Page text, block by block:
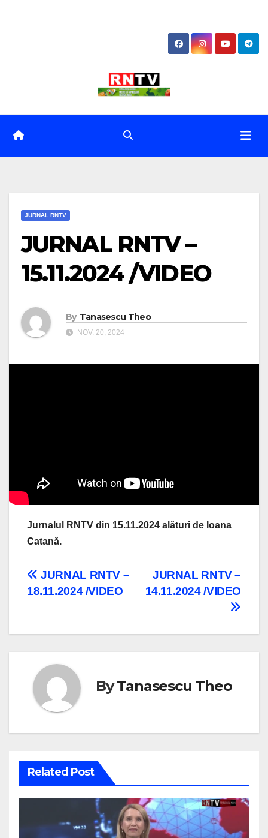
JURNAL RNTV
JURNAL RNTV –
15.11.2024 /VIDEO
By Tanasescu Theo
NOV. 20, 2024
Jurnalul RNTV din 15.11.2024 alături de Ioana
Catană.
Navigare
articole
JURNAL RNTV –
14.11.2024 /VIDEO
JURNAL RNTV –
18.11.2024 /VIDEO
ByTanasescu Theo
Related Post